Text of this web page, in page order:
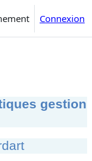
Connexion
gestion